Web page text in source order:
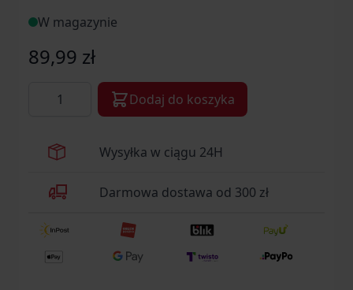
W magazynie
89,99 zł
Dodaj do koszyka
Wysyłka w ciągu 24H
Darmowa dostawa od 300 zł